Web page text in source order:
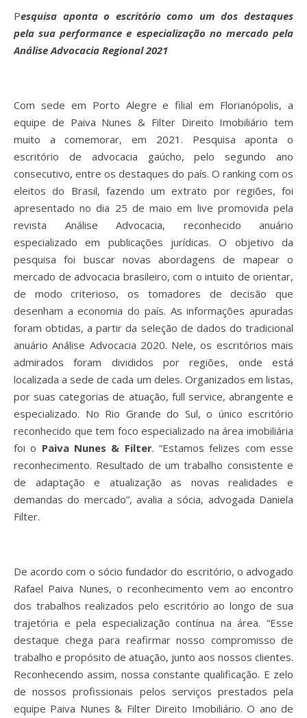
Pesquisa aponta o escritório como um dos destaques
pela sua performance e especialização no mercado pela
Análise Advocacia Regional 2021
Com sede em Porto Alegre e filial em Florianópolis, a
equipe de Paiva Nunes & Filter Direito Imobiliário tem
muito a comemorar, em 2021. Pesquisa aponta o
escritório de advocacia gaúcho, pelo segundo ano
consecutivo, entre os destaques do país. O ranking com os
eleitos do Brasil, fazendo um extrato por regiões, foi
apresentado no dia 25 de maio em live promovida pela
revista Análise Advocacia, reconhecido anuário
especializado em publicações jurídicas. O objetivo da
pesquisa foi buscar novas abordagens de mapear o
mercado de advocacia brasileiro, com o intuito de orientar,
de modo criterioso, os tomadores de decisão que
desenham a economia do país. As informações apuradas
foram obtidas, a partir da seleção de dados do tradicional
anuário Análise Advocacia 2020. Nele, os escritórios mais
admirados foram divididos por regiões, onde está
localizada a sede de cada um deles. Organizados em listas,
por suas categorias de atuação, full service, abrangente e
especializado. No Rio Grande do Sul, o único escritório
reconhecido que tem foco especializado na área imobiliária
foi o Paiva Nunes & Filter. “Estamos felizes com esse
reconhecimento. Resultado de um trabalho consistente e
de adaptação e atualização as novas realidades e
demandas do mercado”, avalia a sócia, advogada Daniela
Filter.
De acordo com o sócio fundador do escritório, o advogado
Rafael Paiva Nunes, o reconhecimento vem ao encontro
dos trabalhos realizados pelo escritório ao longo de sua
trajetória e pela especialização contínua na área. “Esse
destaque chega para reafirmar nosso compromisso de
trabalho e propósito de atuação, junto aos nossos clientes.
Reconhecendo assim, nossa constante qualificação. E zelo
de nossos profissionais pelos serviços prestados pela
equipe Paiva Nunes & Filter Direito Imobiliário. O ano de